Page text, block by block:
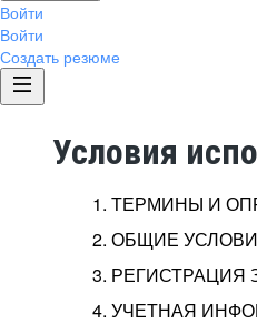
Войти
Войти
Создать резюме
Условия
1. ТЕРМИНЫ И
2. ОБЩИЕ
3. РЕГИСТРАЦИЯ
4. УЧЕТНАЯ